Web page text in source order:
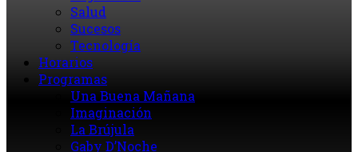
Salud
Sucesos
Tecnología
Horarios
Programas
Una Buena Mañana
Imaginación
La Brújula
Gaby D’Noche